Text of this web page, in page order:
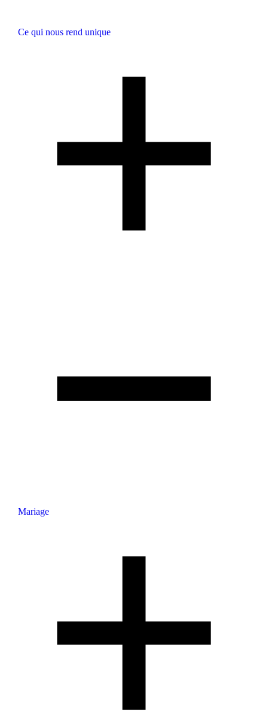
Ce qui nous rend unique
Mariage